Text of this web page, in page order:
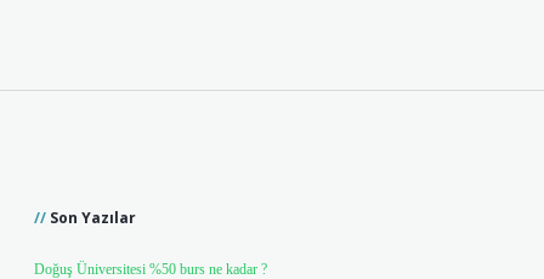
Son Yazılar
Doğuş Üniversitesi %50 burs ne kadar ?